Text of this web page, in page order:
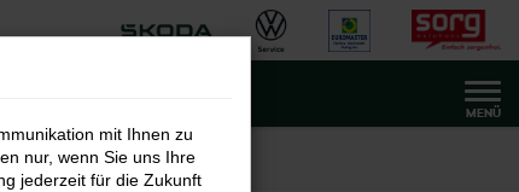
MENÜ
mit Ihnen zu
nur, wenn Sie uns Ihre
jederzeit für die Zukunft